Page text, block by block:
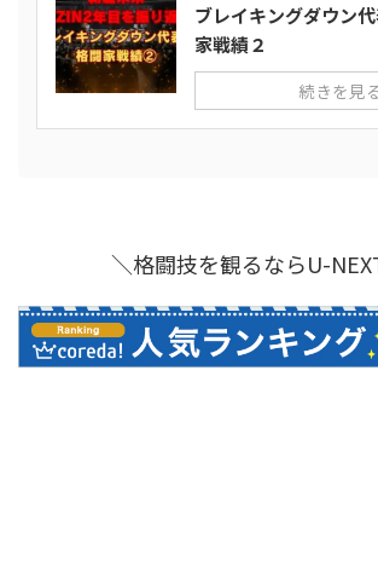
ブレイキングダウン
家戦績２
続きを見
＼格闘技を観るならU-